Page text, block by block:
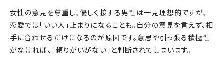
女性の意見を尊重し、優しく接する男性は一見理想的ですが、
恋愛では「いい人」止まりになることも。自分の意見を言えず、相
手に合わせるだけになるのが原因です。意思や引っ張る積極性
がなければ、「頼りがいがない」と判断されてしまいます。